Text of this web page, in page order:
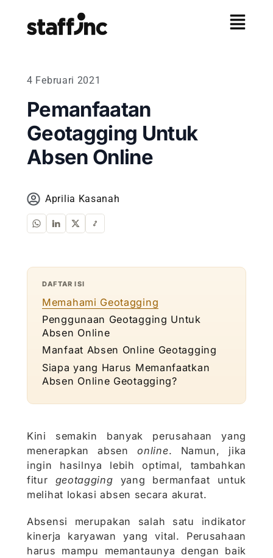
4 Februari 2021
Pemanfaatan
Geotagging Untuk
Absen Online
Aprilia Kasanah
DAFTAR ISI
Memahami Geotagging
Penggunaan Geotagging Untuk
Absen Online
Manfaat Absen Online Geotagging
Siapa yang Harus Memanfaatkan
Absen Online Geotagging?
Kini semakin banyak perusahaan yang
menerapkan absenonline. Namun, jika
ingin hasilnya lebih optimal, tambahkan
fitur geotagging yang bermanfaat untuk
melihat lokasi absen secara akurat.
Absensi merupakan salah satu indikator
kinerja karyawan yang vital. Perusahaan
harus mampu memantaunya dengan baik